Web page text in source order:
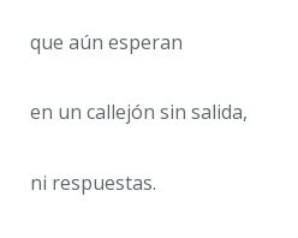
que aún esperan
en un callejón sin salida,
ni respuestas.